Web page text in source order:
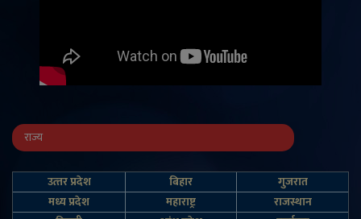
राज्य
उत्‍तर प्रदेश बिहार
गुजरात
मध्य प्रदेश
महाराष्ट्र
राजस्थान